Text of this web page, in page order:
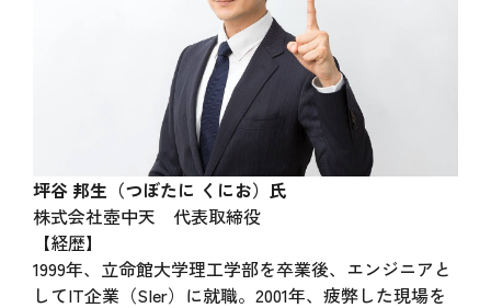
坪谷 邦生（つぼたに くにお）氏
株式会社壺中天 代表取締役
【経歴】
1999年、立命館大学理工学部を卒業後、エンジニアと
してIT企業（SIer）に就職。2001年、疲弊した現場を